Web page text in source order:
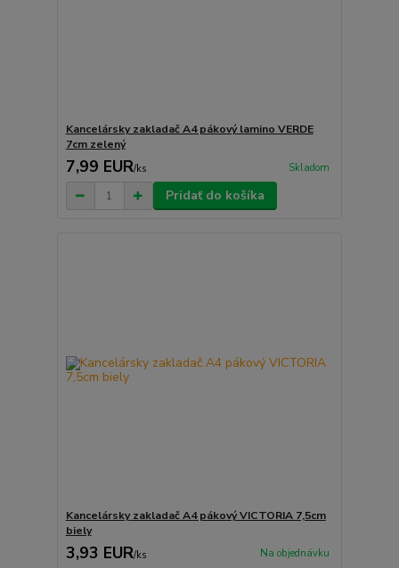
Kancelársky zakladač A4 pákový lamino VERDE
7cm zelený
7,99 EUR/ks Skladom
Pridať do košíka
Kancelársky zakladač A4 pákový VICTORIA 7,5cm
biely
3,93 EUR/ks Na objednávku